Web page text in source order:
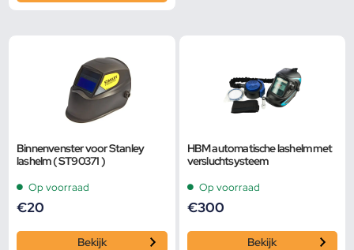
Binnenvenster voor Stanley
lashelm ( ST90371 )
Op voorraad
€20
Bekijk
HBM automatische lashelm met
versluchtsysteem
Op voorraad
€300
Bekijk